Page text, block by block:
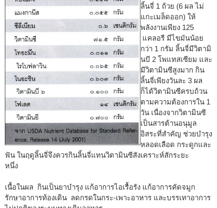
ลิ้นจี่ 1 ถ้วย (6 ผล ไม่
แกะเมล็ดออก) ให้
พลังงานเพียง 125
แคลอรี มีไขมันน้อย
กว่า 1 กรัม ลิ้นจี่มีวิตามิ
นบี 2 โพแทสเซียม และ
มีวิตามินซีสูงมาก กิน
ลิ้นจี่เพียงวันละ 3 ผล
ก็ได้วิตามินซีครบถ้วน
ตามความต้องการใน 1
วัน เนื่องจากวิตามินซี
เป็นสารต้านอนุมูล
อิสระที่สำคัญ ช่วยบำรุง
หลอดเลือด กระดูกและ
ฟัน ในฤดูลิ้นจี่จึงควรกินลิ้นจี่แทนวิตามินซีสังเคราะห์สักระยะ
หนึ่ง
เนื้อในผล กินเป็นยาบำรุง แก้อาการไอเรื้อรัง แก้อาการคัดจมูก
รักษาอาการท้องเดิน ลดกรดในกระ-เพาะอาหาร และบรรเทาอาการ